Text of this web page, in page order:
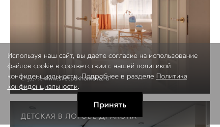
Студия: www.svetpakhomova.ru
ДЕТСКАЯ В ЛОГОВЕ ДРАКОНА
Используя наш сайт, вы даете согласие на использование
файлов cookie в соответствии с нашей политикой
конфиденциальности. Подробнее в разделе Политика
конфиденциальности.
Принять